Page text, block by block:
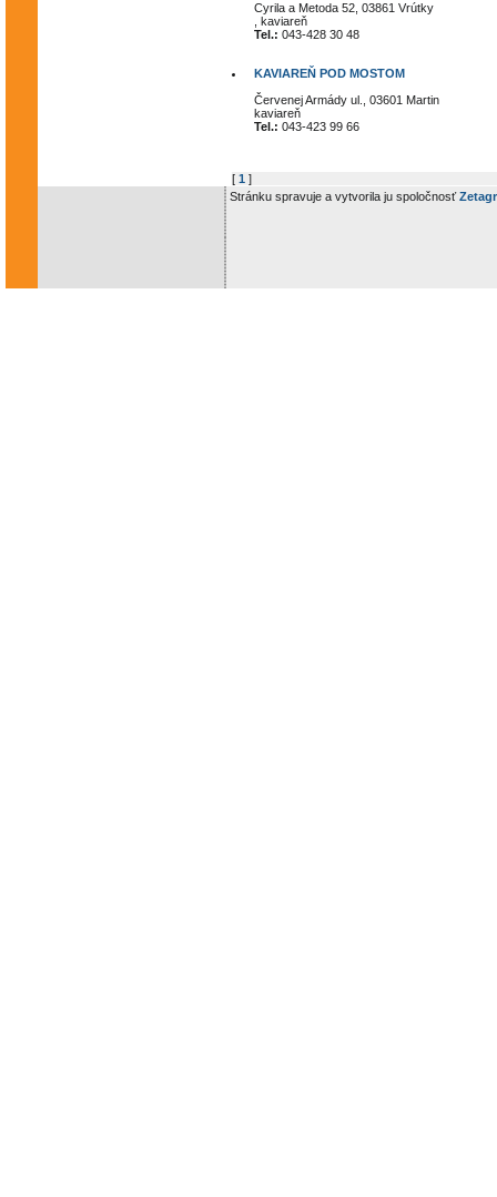
Cyrila a Metoda 52, 03861 Vrútky
, kaviareň
Tel.: 043-428 30 48
KAVIAREŇ POD MOSTOM
Červenej Armády ul., 03601 Martin
kaviareň
Tel.: 043-423 99 66
[ 1 ]
Stránku spravuje a vytvorila ju spoločnosť